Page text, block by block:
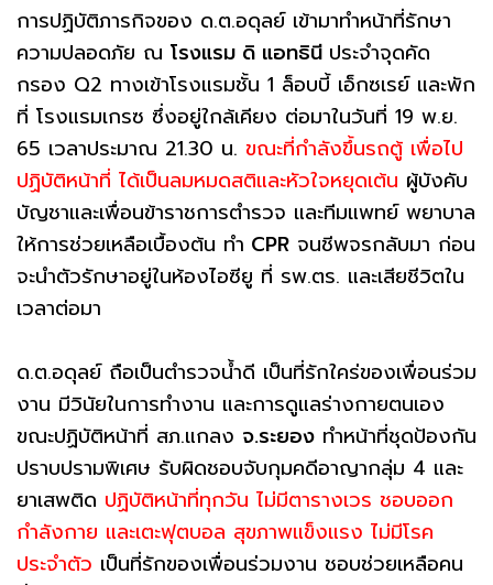
การปฏิบัติภารกิจของ ด.ต.อดุลย์ เข้ามาทำหน้าที่รักษา
ความปลอดภัย ณ โรงแรม ดิ แอทธินี ประจำจุดคัด
กรอง Q2 ทางเข้าโรงแรมชั้น 1 ล็อบบี้ เอ็กซเรย์ และพัก
ที่ โรงแรมเกรซ ซึ่งอยู่ใกล้เคียง ต่อมาในวันที่ 19 พ.ย.
65 เวลาประมาณ 21.30 น. ขณะที่กำลังขึ้นรถตู้ เพื่อไป
ปฏิบัติหน้าที่ ได้เป็นลมหมดสติและหัวใจหยุดเต้น ผู้บังคับ
บัญชาและเพื่อนข้าราชการตำรวจ และทีมแพทย์ พยาบาล
ให้การช่วยเหลือเบื้องต้น ทำ CPR จนชีพจรกลับมา ก่อน
จะนำตัวรักษาอยู่ในห้องไอซียู ที่ รพ.ตร. และเสียชีวิตใน
เวลาต่อมา
ด.ต.อดุลย์ ถือเป็นตำรวจน้ำดี เป็นที่รักใคร่ของเพื่อนร่วม
งาน มีวินัยในการทำงาน และการดูแลร่างกายตนเอง
ขณะปฏิบัติหน้าที่ สภ.แกลง จ.ระยอง ทำหน้าที่ชุดป้องกัน
ปราบปรามพิเศษ รับผิดชอบจับกุมคดีอาญากลุ่ม 4 และ
ยาเสพติด ปฏิบัติหน้าที่ทุกวัน ไม่มีตารางเวร ชอบออก
กำลังกาย และเตะฟุตบอล สุขภาพแข็งแรง ไม่มีโรค
ประจำตัว เป็นที่รักของเพื่อนร่วมงาน ชอบช่วยเหลือคน